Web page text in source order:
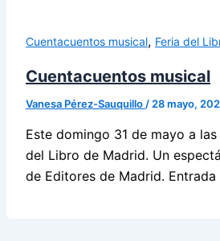
Cuentacuentos musical, Feria del
Cuentacuentos musical
Vanesa Pérez-Sauquillo / 28 mayo,
Este domingo 31 de mayo a
del Libro de Madrid. Un
de Editores de Madrid.